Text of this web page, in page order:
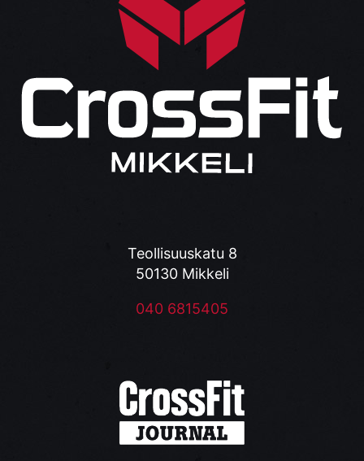
Teollisuuskatu 8
50130 Mikkeli
040 6815405